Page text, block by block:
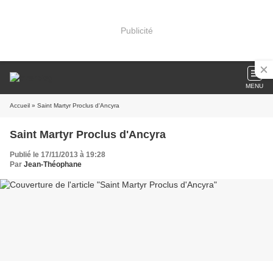
Publicité
MENU
Accueil » Saint Martyr Proclus d'Ancyra
Saint Martyr Proclus d'Ancyra
Publié le 17/11/2013 à 19:28
Par Jean-Théophane